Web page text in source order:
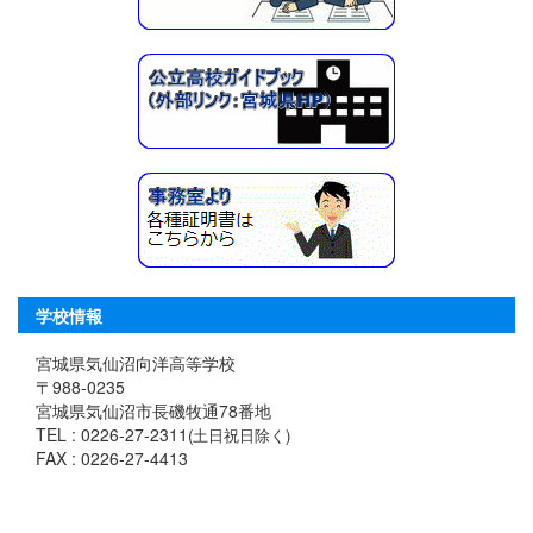
学校情報
宮城県気仙沼向洋高等学校
〒988-0235
宮城県気仙沼市長磯牧通78番地
TEL : 0226-27-2311 (土日祝日除く)
FAX : 0226-27-4413